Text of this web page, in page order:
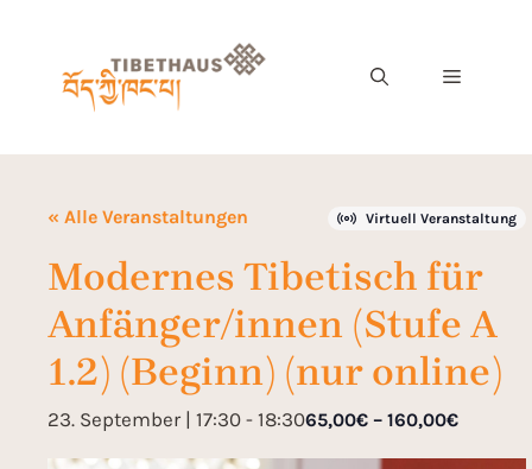
« Alle Veranstaltungen Virtuell Veranstaltung
Modernes Tibetisch für
Anfänger/innen (Stufe A
1.2) (Beginn) (nur online)
23. September | 17:30 - 18:3065,00€ – 160,00€